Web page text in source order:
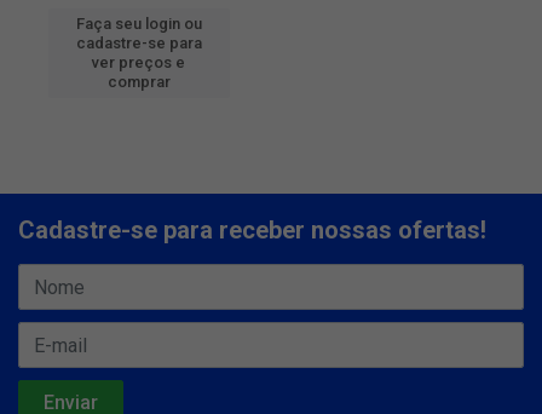
Faça seu login ou
cadastre-se para
ver preços e
comprar
Cadastre-se para receber nossas ofertas!